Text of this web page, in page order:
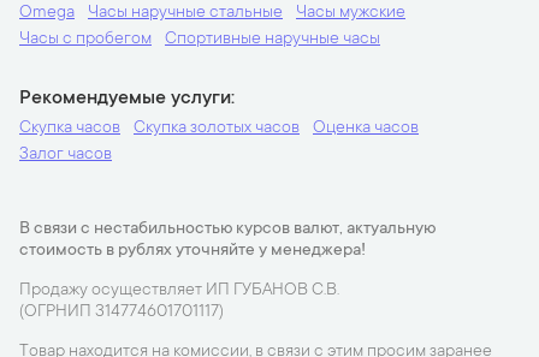
Omega Часы наручные стальные
Часы мужские
Часы с пробегом
Спортивные наручные часы
Рекомендуемые услуги
Скупка часов Скупка золотых часов
Оценка часов
Залог часов
В связи с нестабильностью курсов валют, актуальную
стоимость в рублях уточняйте у менеджера!
Продажу осуществляет ИП ГУБАНОВ С.В.
(ОГРНИП 314774601701117)
Товар находится на комиссии, в связи с этим просим заранее